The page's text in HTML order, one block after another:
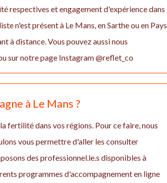
respectives et engagement d'expérience dans
n'est présent à Le Mans, en Sarthe ou en Pays
à distance. Vous pouvez aussi nous
sur notre page Instagram @reflet_co
à Le Mans ?
fertilité dans vos régions. Pour ce faire, nous
vous permettre d'aller les consulter
des professionnel.le.s disponibles à
programmes d'accompagnement en ligne